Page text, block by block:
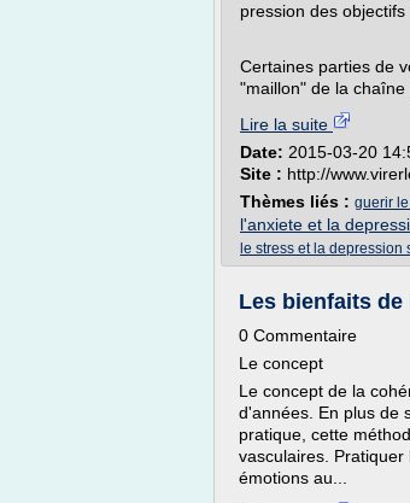
pression des
Certaines parties de
"maillon" de la chaîne
Lire la suite
Date: 2015-03-20
Site : http://
Thèmes liés : guerir
l'anxiete et la
le stress et la
Les bienfaits de
0 Commentaire
Le concept
Le concept de la
d'années. En plus de
pratique, cette
vasculaires.
émotions au...